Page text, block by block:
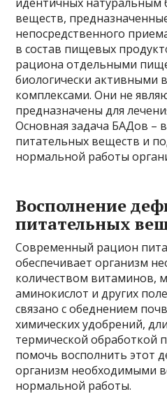
веществ,
непосредственного
в состав пищевых
рациона отдельными
биологически активными
комплексами. Они не
предназначены для
Основная задача БАДов –
питательных веществ и
нормальной работы
Восполнение
питательных
Современный рацион
обеспечивает организм
количеством витаминов,
аминокислот и других
связано с обеднением
химических удобрений,
термической обработкой
помочь восполнить этот
организм необходимыми
нормальной работы.